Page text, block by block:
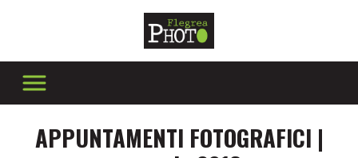
APPUNTAMENTI FOTOGRAFICI |